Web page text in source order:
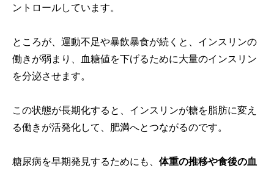
ントロールしています。
ところが、運動不足や暴飲暴食が続くと、インスリンの
働きが弱まり、血糖値を下げるために大量のインスリン
を分泌させます。
この状態が長期化すると、インスリンが糖を脂肪に変え
る働きが活発化して、肥満へとつながるのです。
糖尿病を早期発見するためにも、 体重の推移や食後の血